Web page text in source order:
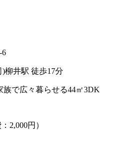
6
柳井駅 徒歩17分
で広々暮らせる44㎡3DK
2,000円）